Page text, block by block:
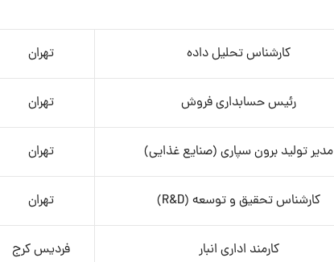
کارشناس تحلیل داده تهران
رئیس حسابداری فروش تهران
مدیر تولید برون سپاری (صنایع غذایی) تهران
کارشناس تحقیق و توسعه (R&D) تهران
کارمند اداری انبار فردیس کرج